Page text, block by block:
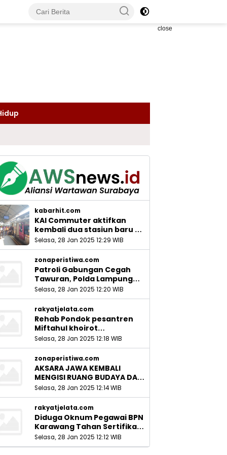
close
kabarhit.com
KAI Commuter aktifkan
kembali dua stasiun baru di
Sidoarjo_
Selasa, 28 Jan 2025 12:29 WIB
zonaperistiwa.com
Patroli Gabungan Cegah
Tawuran, Polda Lampung
Ingatkan Peran Orang Tua
Selasa, 28 Jan 2025 12:20 WIB
rakyatjelata.com
Rehab Pondok pesantren
Miftahul khoirot
Meninggalkan Hutang Ke
Material, Mantan Kadis PUPR
Harus Bertanggung Jawab
Selasa, 28 Jan 2025 12:18 WIB
zonaperistiwa.com
AKSARA JAWA KEMBALI
MENGISI RUANG BUDAYA DAN
SITUS LELUHUR NUSANTARA
Selasa, 28 Jan 2025 12:14 WIB
rakyatjelata.com
Diduga Oknum Pegawai BPN
Karawang Tahan Sertifikat
Pemohon PTSL
Selasa, 28 Jan 2025 12:12 WIB